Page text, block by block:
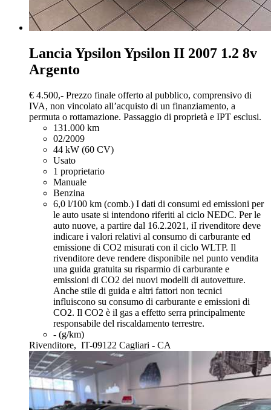
Lancia Ypsilon Ypsilon II 2007 1.2 8v
Argento
€ 4.500,- Prezzo finale offerto al pubblico, comprensivo di
IVA, non vincolato all’acquisto di un finanziamento, a
permuta o rottamazione. Passaggio di proprietà e IPT esclusi.
131.000 km
02/2009
44 kW (60 CV)
Usato
1 proprietario
Manuale
Benzina
6,0 l/100 km (comb.) I dati di consumi ed emissioni per
le auto usate si intendono riferiti al ciclo NEDC. Per le
auto nuove, a partire dal 16.2.2021, iI rivenditore deve
indicare i valori relativi al consumo di carburante ed
emissione di CO2 misurati con il ciclo WLTP. Il
rivenditore deve rendere disponibile nel punto vendita
una guida gratuita su risparmio di carburante e
emissioni di CO2 dei nuovi modelli di autovetture.
Anche stile di guida e altri fattori non tecnici
influiscono su consumo di carburante e emissioni di
CO2. Il CO2 è il gas a effetto serra principalmente
responsabile del riscaldamento terrestre.
- (g/km)
Rivenditore, IT-09122 Cagliari - CA